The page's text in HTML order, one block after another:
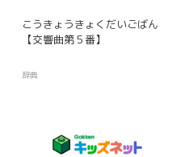
こうきょうきょくだいごばん
【交響曲第５番】
辞典